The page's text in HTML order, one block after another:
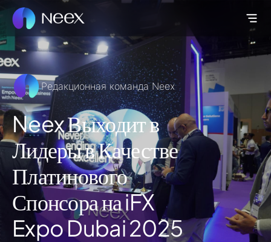
Редакционная команда Neex
Neex Выходит в
Лидеры в Качестве
Платинового
Спонсора на iFX
Expo Dubai 2025